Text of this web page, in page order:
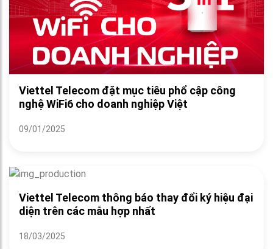
Viettel Telecom đặt mục tiêu phổ cập công
nghệ WiFi6 cho doanh nghiệp Việt
09/01/2025
Viettel Telecom thông báo thay đổi ký hiệu đại
diện trên các mẫu hợp nhất
18/03/2025